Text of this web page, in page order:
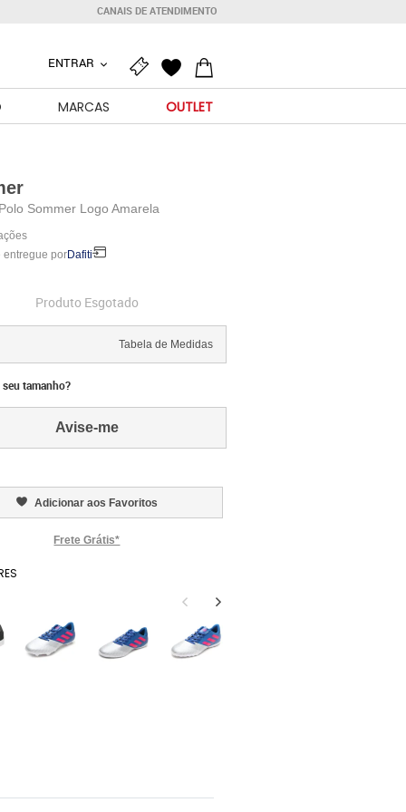
CANAIS DE ATENDIMENTO
ENTRAR
MARCAS OUTLET
Sommer Logo Amarela
entregue porDafiti
Produto Esgotado
Tabela de Medidas
tamanho?
Avise-me
Adicionar aos Favoritos
Frete Grátis*